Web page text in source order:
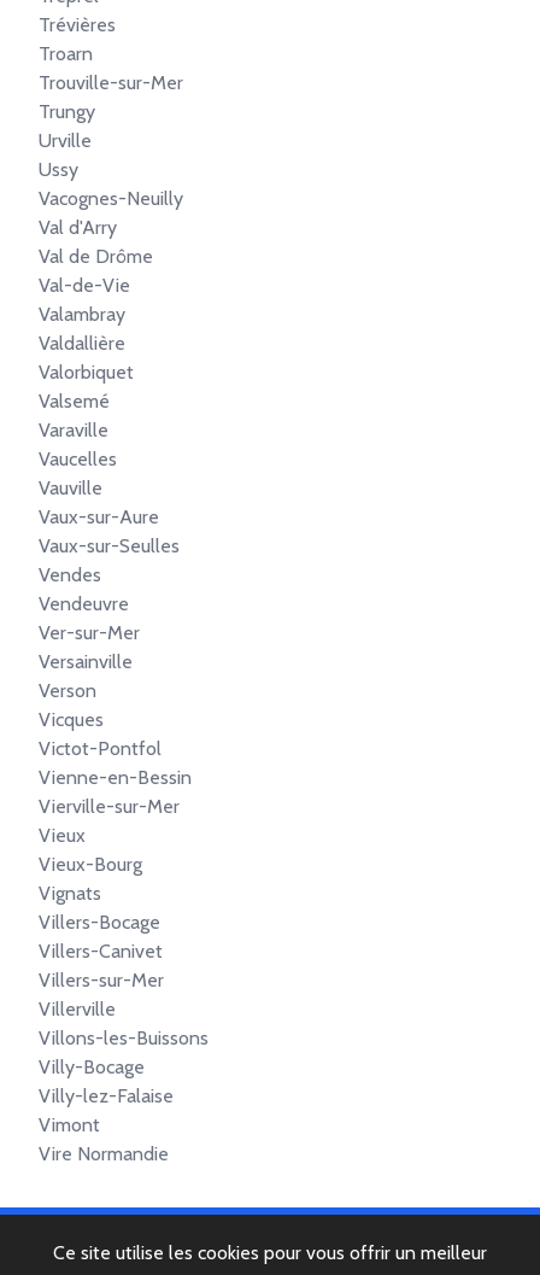
Trévières
Troarn
Trouville-sur-Mer
Trungy
Urville
Ussy
Vacognes-Neuilly
Val d'Arry
Val de Drôme
Val-de-Vie
Valambray
Valdallière
Valorbiquet
Valsemé
Varaville
Vaucelles
Vauville
Vaux-sur-Aure
Vaux-sur-Seulles
Vendes
Vendeuvre
Ver-sur-Mer
Versainville
Verson
Vicques
Victot-Pontfol
Vienne-en-Bessin
Vierville-sur-Mer
Vieux
Vieux-Bourg
Vignats
Villers-Bocage
Villers-Canivet
Villers-sur-Mer
Villerville
Villons-les-Buissons
Villy-Bocage
Villy-lez-Falaise
Vimont
Vire Normandie
Mentions légales
Ce site utilise les cookies pour vous offrir un meilleur